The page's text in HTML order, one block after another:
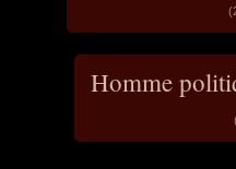
Homme